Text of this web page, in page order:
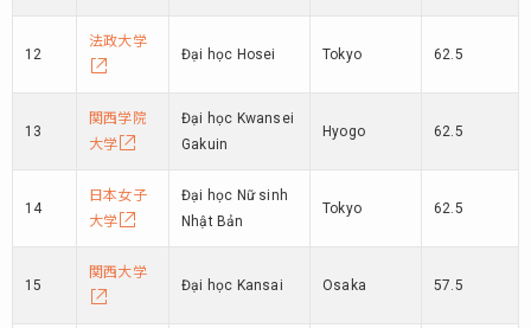
12
法政大学
Đại học Hosei Tokyo 62.5
13
関西学院
大学
Đại học Kwansei
Gakuin
Hyogo 62.5
14
日本女子
大学
Đại học Nữ sinh
Nhật Bản
Tokyo 62.5
15
関西大学
Đại học Kansai Osaka 57.5